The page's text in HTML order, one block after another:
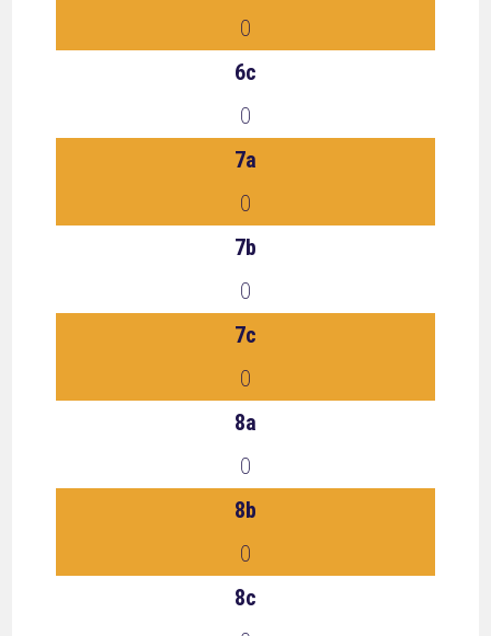
0
6c
0
7a
0
7b
0
7c
0
8a
0
8b
0
8c